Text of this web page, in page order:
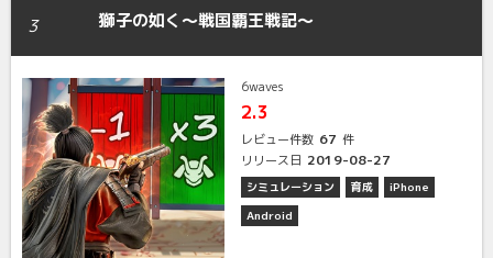
3 獅子の如く～戦国覇王戦記～
6waves
2.3
レビュー件数 67 件
リリース日 2019-08-27
シミュレーション 育成
iPhone
Android